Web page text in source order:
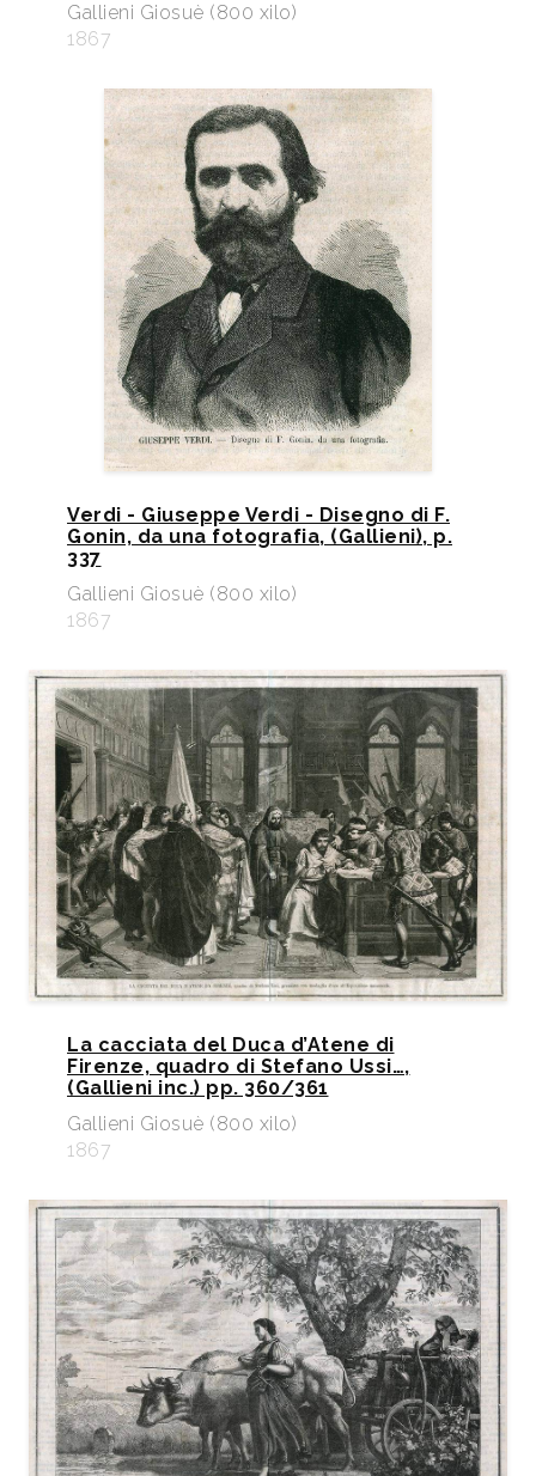
Gallieni Giosuè (800 xilo)
1867
Verdi - Giuseppe Verdi - Disegno di F.
Gonin, da una fotografia, (Gallieni), p.
337
Gallieni Giosuè (800 xilo)
1867
La cacciata del Duca d’Atene di
Firenze, quadro di Stefano Ussi…,
(Gallieni inc.) pp. 360/361
Gallieni Giosuè (800 xilo)
1867